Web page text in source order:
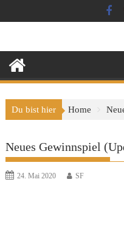
to
Du bist hier Home
Neues Gewinnspiel
24. Mai 2020 SF